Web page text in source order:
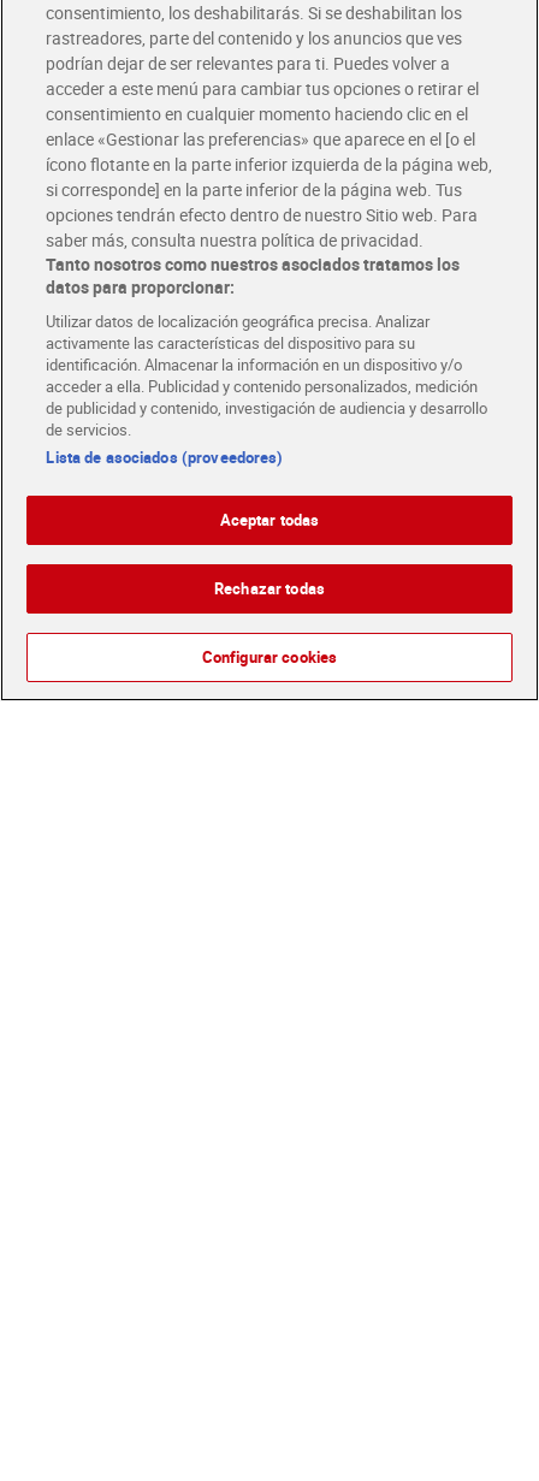
Leche semidesnatada
Pascual 1 L
1,37 € (1,37 €/LITRO)
Añadir
Leche semidesnatada
Asturiana botella 1.5 L
1,79 € (1,19 €/LITRO)
Añadir
Leche desnatada Pascual
7,98 € (1,33 €/LITRO)
Añadir
Leche entera Dia Láctea
pack 6 x 1.5 L
9,36 € (1,04 €/LITRO)
Añadir
consentimiento, los deshabilitarás. Si se deshabilitan los
rastreadores, parte del contenido y los anuncios que ves
podrían dejar de ser relevantes para ti. Puedes volver a
acceder a este menú para cambiar tus opciones o retirar el
consentimiento en cualquier momento haciendo clic en el
enlace «Gestionar las preferencias» que aparece en el [o el
ícono flotante en la parte inferior izquierda de la página web,
si corresponde] en la parte inferior de la página web. Tus
opciones tendrán efecto dentro de nuestro Sitio web. Para
saber más, consulta nuestra política de privacidad.
Tanto nosotros como nuestros asociados tratamos los
datos para proporcionar:
Utilizar datos de localización geográfica precisa. Analizar
activamente las características del dispositivo para su
identificación. Almacenar la información en un dispositivo y/o
acceder a ella. Publicidad y contenido personalizados, medición
de publicidad y contenido, investigación de audiencia y desarrollo
de servicios.
Lista de asociados (proveedores)
Aceptar todas
Rechazar todas
Configurar cookies